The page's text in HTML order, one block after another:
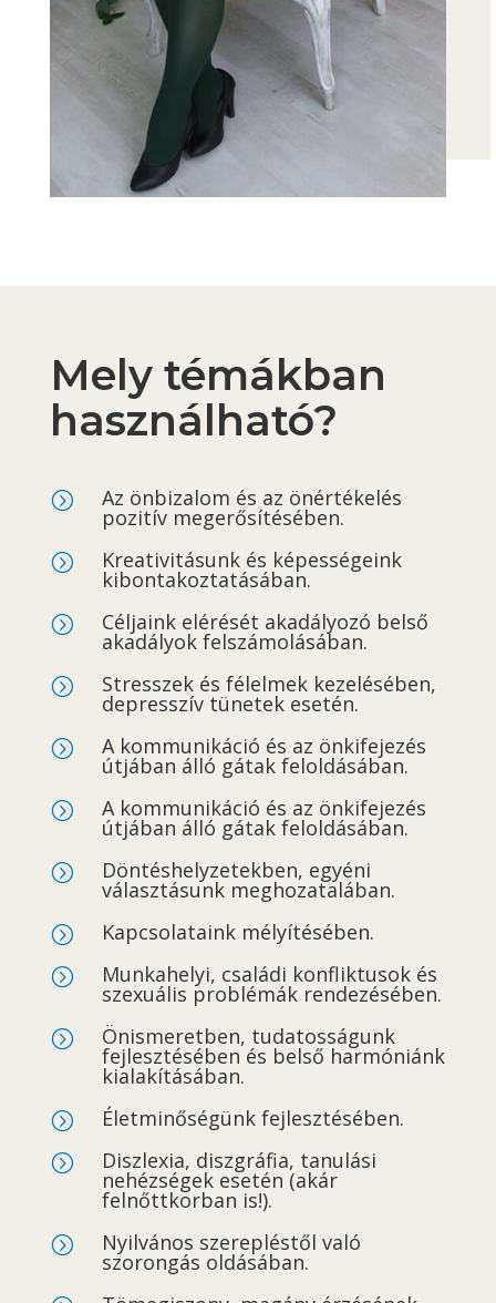
Mely témákban
használható?
= Az önbizalom és az önértékelés
pozitív megerősítésében.
= Kreativitásunk és képességeink
kibontakoztatásában.
= Céljaink elérését akadályozó belső
akadályok felszámolásában.
= Stresszek és félelmek kezelésében,
depresszív tünetek esetén.
= A kommunikáció és az önkifejezés
útjában álló gátak feloldásában.
= A kommunikáció és az önkifejezés
útjában álló gátak feloldásában.
= Döntéshelyzetekben, egyéni
választásunk meghozatalában.
= Kapcsolataink mélyítésében.
= Munkahelyi, családi konfliktusok és
szexuális problémák rendezésében.
= Önismeretben, tudatosságunk
fejlesztésében és belső harmóniánk
kialakításában.
= Életminőségünk fejlesztésében.
= Diszlexia, diszgráfia, tanulási
nehézségek esetén (akár
felnőttkorban is!).
= Nyilvános szerepléstől való
szorongás oldásában.